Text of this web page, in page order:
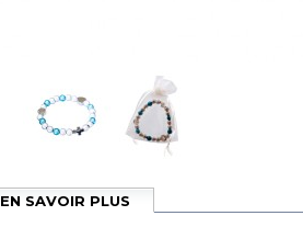
EN SAVOIR PLUS